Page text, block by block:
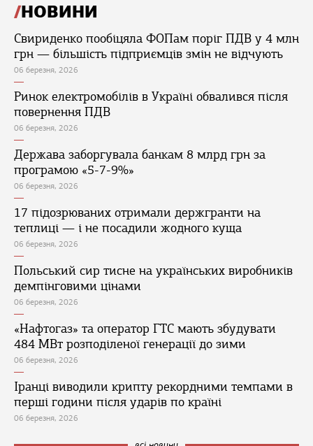
НОВИНИ
Свириденко пообіцяла ФОПам поріг ПДВ у 4 млн
грн — більшість підприємців змін не відчують
06 березня, 2026
Ринок електромобілів в Україні обвалився після
повернення ПДВ
06 березня, 2026
Держава заборгувала банкам 8 млрд грн за
програмою «5-7-9%»
06 березня, 2026
17 підозрюваних отримали держгранти на
теплиці — і не посадили жодного куща
06 березня, 2026
Польський сир тисне на українських виробників
демпінговими цінами
06 березня, 2026
«Нафтогаз» та оператор ГТС мають збудувати
484 МВт розподіленої генерації до зими
06 березня, 2026
Іранці виводили крипту рекордними темпами в
перші години після ударів по країні
06 березня, 2026